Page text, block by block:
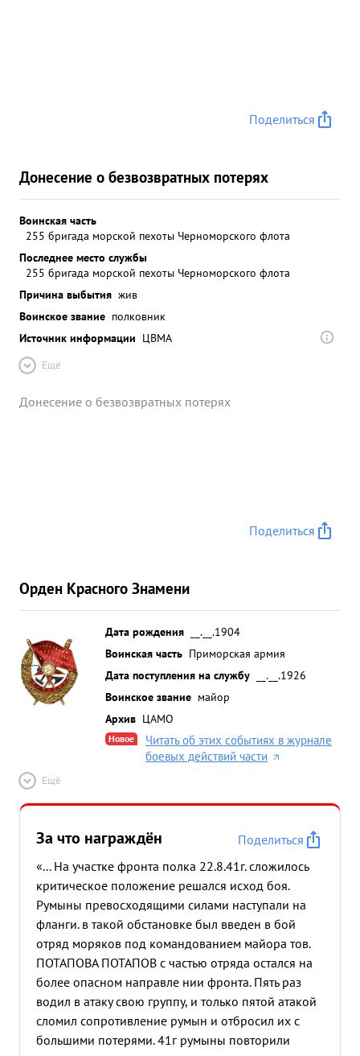
Поделиться
Донесение о безвозвратных потерях
Воинская часть
255 бригада морской пехоты Черноморского флота
Последнее место службы
255 бригада морской пехоты Черноморского флота
Причина выбытия жив
Воинское звание полковник
Источник информации ЦВМА
Ещё
Донесение о безвозвратных потерях
Поделиться
Орден Красного Знамени
Дата рождения
__.__.1904
Воинская часть Приморская армия
Дата поступления на службу
__.__.1926
Воинское звание майор
Архив ЦАМО
Новое
Читать об этих событиях в журнале
боевых действий части
Ещё
За что награждён
Поделиться
«... На участке фронта полка 22.8.41г. сложилось
критическое положение решался исход боя.
Румыны превосходящими силами наступали на
фланги. в такой обстановке был введен в бой
отряд моряков под командованием майора тов.
ПОТАПОВА ПОТАПОВ с частью отряда остался на
более опасном направле нии фронта. Пять раз
водил в атаку свою группу, и только пятой атакой
сломил сопротивление румын и отбросил их с
большими потерями. 41г румыны повторили